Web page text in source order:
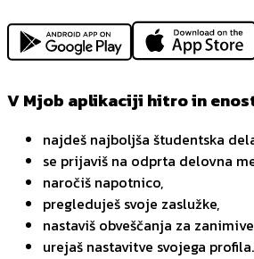
V Mjob aplikaciji hitro in
najdeš najboljša študentska
se prijaviš na odprta delovna
naročiš napotnico,
pregleduješ svoje zaslužke,
nastaviš obveščanja za
urejaš nastavitve svojega profila.